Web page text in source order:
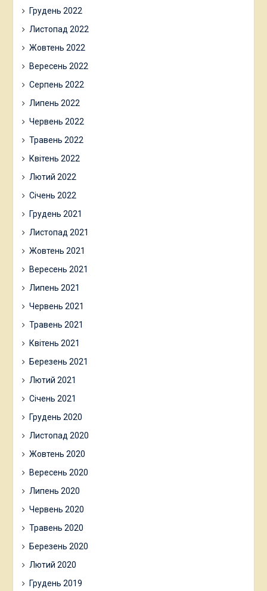
Грудень 2022
Листопад 2022
Жовтень 2022
Вересень 2022
Серпень 2022
Липень 2022
Червень 2022
Травень 2022
Квітень 2022
Лютий 2022
Січень 2022
Грудень 2021
Листопад 2021
Жовтень 2021
Вересень 2021
Липень 2021
Червень 2021
Травень 2021
Квітень 2021
Березень 2021
Лютий 2021
Січень 2021
Грудень 2020
Листопад 2020
Жовтень 2020
Вересень 2020
Липень 2020
Червень 2020
Травень 2020
Березень 2020
Лютий 2020
Грудень 2019